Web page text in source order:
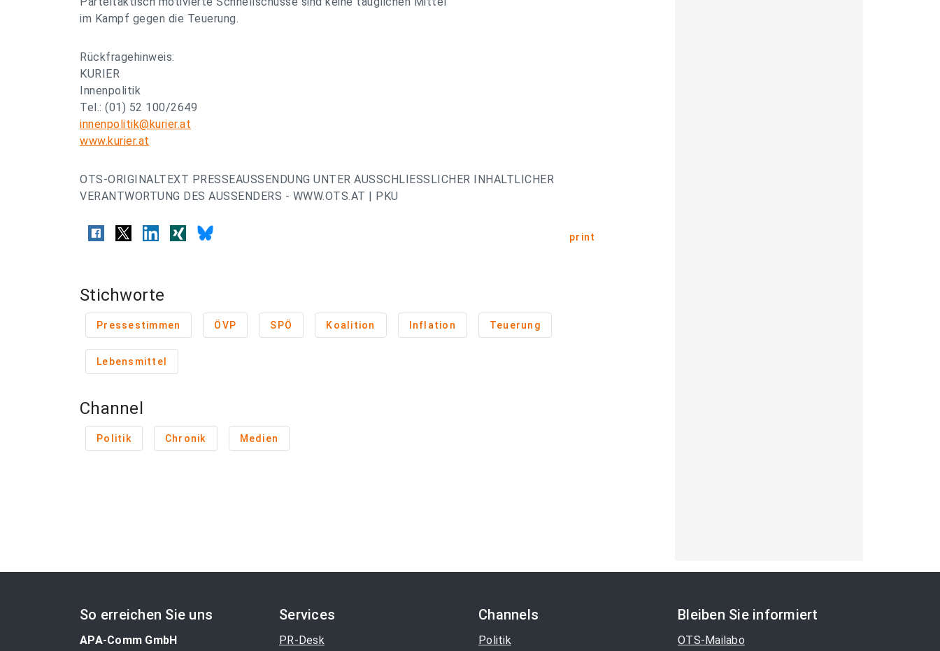
im Kampf gegen die Teuerung.
Rückfragehinweis:
KURIER
Innenpolitik
Tel.: (01) 52 100/2649
innenpolitik@kurier.at
www.kurier.at
OTS-ORIGINALTEXT PRESSEAUSSENDUNG UNTER AUSSCHLIESSLICHER INHALTLICHER
VERANTWORTUNG DES AUSSENDERS - WWW.OTS.AT | PKU
print
Stichworte
Pressestimmen ÖVP SPÖ Koalition Inflation Teuerung
Lebensmittel
Channel
Politik Chronik Medien
So erreichen Sie uns
APA-Comm GmbH
Services
PR-Desk
Channels
Politik
Bleiben Sie informiert
OTS-Mailabo